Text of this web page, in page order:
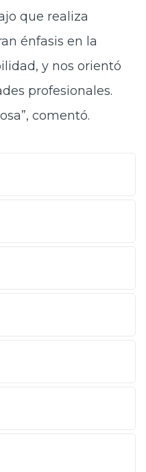
que realiza
énfasis en la
y nos orientó
profesionales.
comentó.